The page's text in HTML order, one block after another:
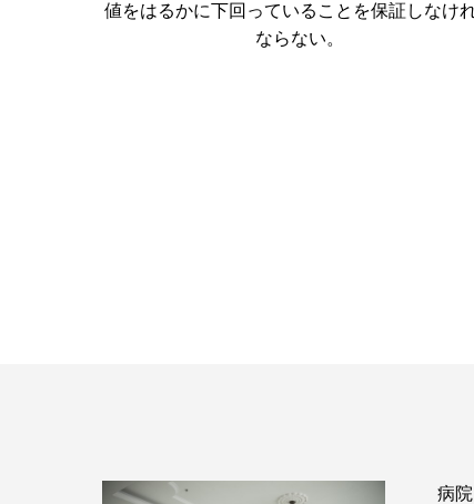
値をはるかに下回っていることを保証しなけ
ならない。
病